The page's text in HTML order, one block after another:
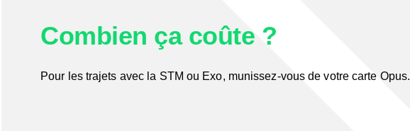
Combien ça coûte ?
Pour les trajets avec la STM ou Exo, munissez-vous de votre carte Opus.